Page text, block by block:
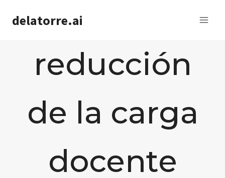
delatorre.ai
reducción
de la carga
docente